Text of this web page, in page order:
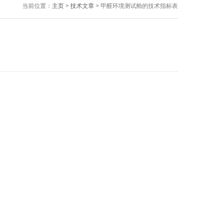
当前位置： 主页> 技术文章> 甲醛环境测试舱的技术指标表